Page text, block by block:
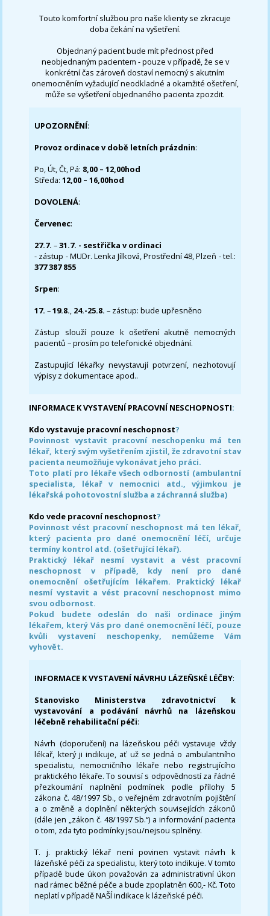
Touto komfortní službou pro naše klienty se zkracuje
doba čekání na vyšetření.
Objednaný pacient bude mít přednost před
neobjednaným pacientem - pouze v případě, že se v
konkrétní čas zároveň dostaví nemocný s akutním
onemocněním vyžadující neodkladné a okamžité ošetření,
může se vyšetření objednaného pacienta zpozdit.
UPOZORNĚNÍ:
Provoz ordinace v době letních prázdnin:
Po, Út, Čt, Pá: 8,00 – 12,00hod
Středa:12,00 – 16,00hod
DOVOLENÁ:
Červenec:
27.7.–31.7. - sestřička v ordinaci
- zástup - MUDr. Lenka Jílková, Prostřední 48, Plzeň - tel.:
377 387 855
Srpen:
17. –19.8., 24.-25.8. – zástup: bude upřesněno
Zástup slouží pouze k ošetření akutně nemocných
pacientů – prosím po telefonické objednání.
Zastupující lékařky nevystavují potvrzení, nezhotovují
výpisy z dokumentace apod..
INFORMACE K VYSTAVENÍ PRACOVNÍ NESCHOPNOSTI:
Kdo vystavuje pracovní neschopnost?
Povinnost vystavit pracovní neschopenku má ten
lékař, který svým vyšetřením zjistil, že zdravotní stav
pacienta neumožňuje vykonávat jeho práci.
Toto platí pro lékaře všech odborností (ambulantní
specialista, lékař v nemocnici atd., výjimkou je
lékařská pohotovostní služba a záchranná služba)
Kdo vede pracovní neschopnost?
Povinnost vést pracovní neschopnost má ten lékař,
který pacienta pro dané onemocnění léčí, určuje
termíny kontrol atd. (ošetřující lékař).
Praktický lékař nesmí vystavit a vést pracovní
neschopnost v případě, kdy není pro dané
onemocnění ošetřujícím lékařem. Praktický lékař
nesmí vystavit a vést pracovní neschopnost mimo
svou odbornost.
Pokud budete odeslán do naši ordinace jiným
lékařem, který Vás pro dané onemocnění léčí, pouze
kvůli vystavení neschopenky, nemůžeme Vám
vyhovět.
INFORMACE K VYSTAVENÍ NÁVRHU LÁZEŇSKÉ LÉČBY:
Stanovisko Ministerstva zdravotnictví k
vystavování a podávání návrhů na lázeňskou
léčebně rehabilitační péči:
Návrh (doporučení) na lázeňskou péči vystavuje vždy
lékař, který ji indikuje, ať už se jedná o ambulantního
specialistu, nemocničního lékaře nebo registrujícího
praktického lékaře. To souvisí s odpovědností za řádné
přezkoumání naplnění podmínek podle přílohy 5
zákona č. 48/1997 Sb., o veřejném zdravotním pojištění
a o změně a doplnění některých souvisejících zákonů
(dále jen „zákon č. 48/1997 Sb.“) a informování pacienta
o tom, zda tyto podmínky jsou/nejsou splněny.
T. j. praktický lékař není povinen vystavit návrh k
lázeňské péči za specialistu, který toto indikuje. V tomto
případě bude úkon považován za administrativní úkon
nad rámec běžné péče a bude zpoplatněn 600,- Kč. Toto
neplatí v případě NAŠÍ indikace k lázeňské péči.